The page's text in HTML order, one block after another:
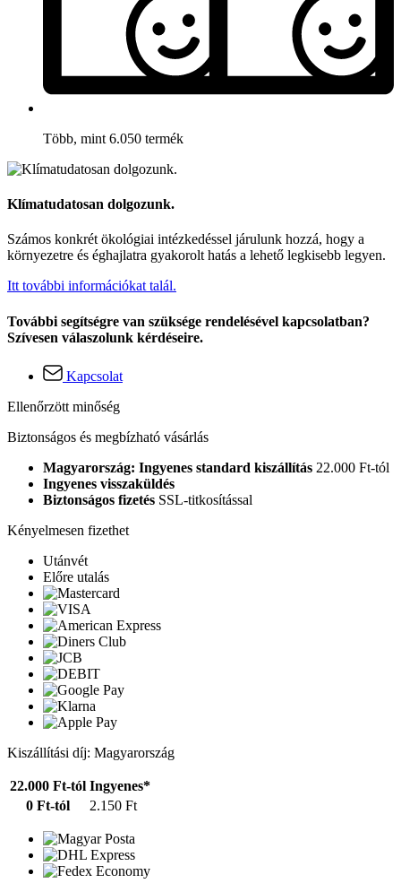
Több, mint 6.050 termék
Klímatudatosan dolgozunk.
Számos konkrét ökológiai intézkedéssel járulunk hozzá, hogy a
környezetre és éghajlatra gyakorolt hatás a lehető legkisebb legyen.
Itt további információkat talál.
További segítségre van szüksége rendelésével kapcsolatban?
Szívesen válaszolunk kérdéseire.
Kapcsolat
Ellenőrzött minőség
Biztonságos és megbízható vásárlás
Magyarország: Ingyenes standard kiszállítás 22.000 Ft-tól
Ingyenes visszaküldés
Biztonságos fizetés SSL-titkosítással
Kényelmesen fizethet
Utánvét
Előre utalás
Kiszállítási díj: Magyarország
22.000 Ft-tól Ingyenes*
0 Ft-tól
2.150 Ft